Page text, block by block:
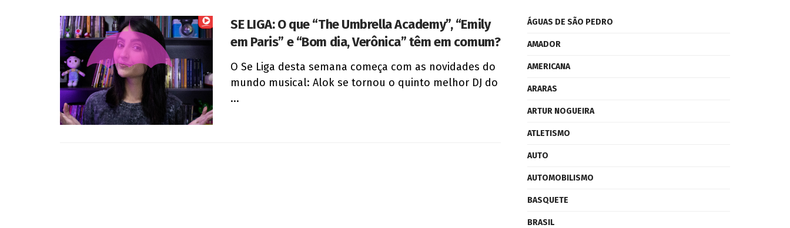
SE LIGA: O que “The Umbrella Academy”, “Emily
em Paris” e “Bom dia, Verônica” têm em comum?
O Se Liga desta semana começa com as novidades do
mundo musical: Alok se tornou o quinto melhor DJ do
...
ÁGUAS DE SÃO PEDRO
AMADOR
AMERICANA
ARARAS
ARTUR NOGUEIRA
ATLETISMO
AUTO
AUTOMOBILISMO
BASQUETE
BRASIL